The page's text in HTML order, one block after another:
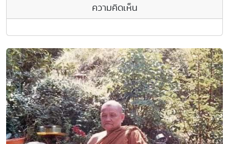
ความคิดเห็น